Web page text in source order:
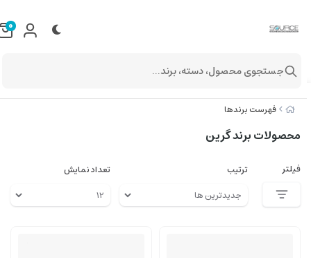
فهرست برندها
محصولات برند گرین
فیلتر ترتیب تعداد نمایش
0
جستجوی محصول، دسته، برند...